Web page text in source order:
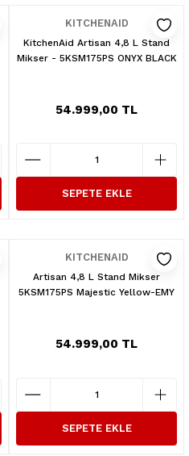
KITCHENAID
KitchenAid Artisan 4,8 L Stand
Mikser - 5KSM175PS ONYX BLACK
54.999,00 TL
SEPETE EKLE
KITCHENAID
Artisan 4,8 L Stand Mikser
5KSM175PS Majestic Yellow-EMY
54.999,00 TL
SEPETE EKLE